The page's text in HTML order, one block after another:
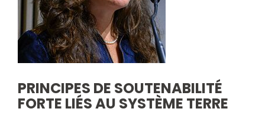
PRINCIPES DE SOUTENABILITÉ
FORTE LIÉS AU SYSTÈME TERRE